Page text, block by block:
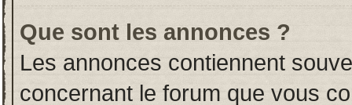
Que sont les annonces ?
Les annonces contiennent
concernant le forum que vous